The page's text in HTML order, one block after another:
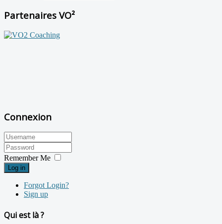
Partenaires VO²
Connexion
Remember Me
Log in
Forgot Login?
Sign up
Qui est là ?